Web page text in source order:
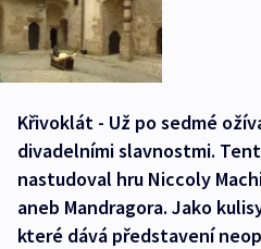
Křivoklát - Už po sedmé
divadelními slavnostmi.
nastudoval hru Niccoly
aneb Mandragora. Jako
které dává představení